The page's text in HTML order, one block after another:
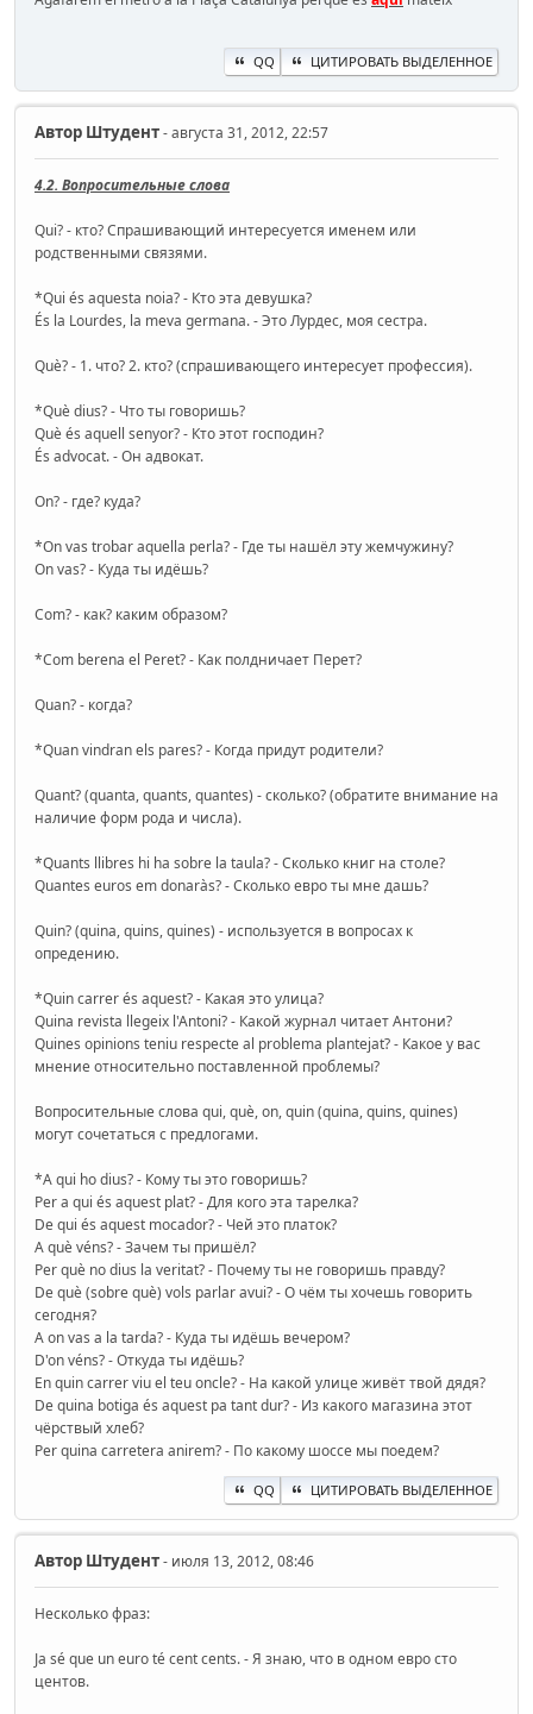
QQ ЦИТИРОВАТЬ ВЫДЕЛЕННОЕ
Автор Штудент- августа 31, 2012, 22:57
4.2. Вопросительные слова
Qui? - кто? Спрашивающий интересуется именем или
родственными связями.
*Qui és aquesta noia? - Кто эта девушка?
És la Lourdes, la meva germana. - Это Лурдес, моя сестра.
Què? - 1. что? 2. кто? (спрашивающего интересует профессия).
*Què dius? - Что ты говоришь?
Què és aquell senyor? - Кто этот господин?
És advocat. - Он адвокат.
On? - где? куда?
*On vas trobar aquella perla? - Где ты нашёл эту жемчужину?
On vas? - Куда ты идёшь?
Com? - как? каким образом?
*Com berena el Peret? - Как полдничает Перет?
Quan? - когда?
*Quan vindran els pares? - Когда придут родители?
Quant? (quanta, quants, quantes) - сколько? (обратите внимание на
наличие форм рода и числа).
*Quants llibres hi ha sobre la taula? - Сколько книг на столе?
Quantes euros em donaràs? - Сколько евро ты мне дашь?
Quin? (quina, quins, quines) - используется в вопросах к
опредению.
*Quin carrer és aquest? - Какая это улица?
Quina revista llegeix l'Antoni? - Какой журнал читает Антони?
Quines opinions teniu respecte al problema plantejat? - Какое у вас
мнение относительно поставленной проблемы?
Вопросительные слова qui, què, on, quin (quina, quins, quines)
могут сочетаться с предлогами.
*A qui ho dius? - Кому ты это говоришь?
Per a qui és aquest plat? - Для кого эта тарелка?
De qui és aquest mocador? - Чей это платок?
A què véns? - Зачем ты пришёл?
Per què no dius la veritat? - Почему ты не говоришь правду?
De què (sobre què) vols parlar avui? - О чём ты хочешь говорить
сегодня?
A on vas a la tarda? - Куда ты идёшь вечером?
D'on véns? - Откуда ты идёшь?
En quin carrer viu el teu oncle? - На какой улице живёт твой дядя?
De quina botiga és aquest pa tant dur? - Из какого магазина этот
чёрствый хлеб?
Per quina carretera anirem? - По какому шоссе мы поедем?
QQ ЦИТИРОВАТЬ ВЫДЕЛЕННОЕ
Автор Штудент- июля 13, 2012, 08:46
Несколько фраз:
Ja sé que un euro té cent cents. - Я знаю, что в одном евро сто
центов.